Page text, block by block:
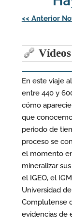
Navegación
de
<< Anterior
Vídeos
En este viaje
entre 440 y
cómo
que
periodo de
proceso se
el momento
mineralizar
el IGEO, el
Universidad
Complutense
evidencias de